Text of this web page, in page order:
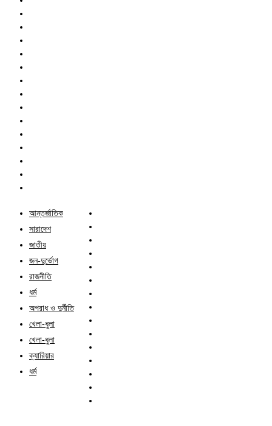
আন্তর্জাতিক
সারাদেশ
জাতীয়
জন-দুর্ভোগ
রাজনীতি
ধর্ম
অপরাধ ও দুর্নীতি
খেলা-ধুলা
খেলা-ধুলা
ক্যারিয়ার
ধর্ম